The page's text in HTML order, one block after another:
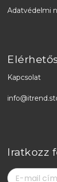
Adatvédelmi
Kapcsolat
Iratkozz